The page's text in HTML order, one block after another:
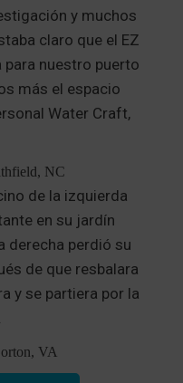
y muchos
claro que el EZ
para nuestro puerto
más el espacio
Water Craft,
NC
de la izquierda
en su jardín
derecha perdió su
de que resbalara
y se partiera por la
VA